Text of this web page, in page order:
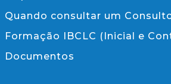
Quando consultar um
Formação IBCLC (Inicial e
Documentos